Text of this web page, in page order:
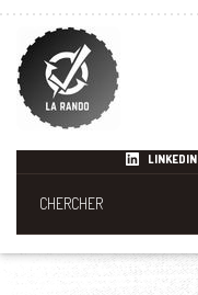
LINKEDIN